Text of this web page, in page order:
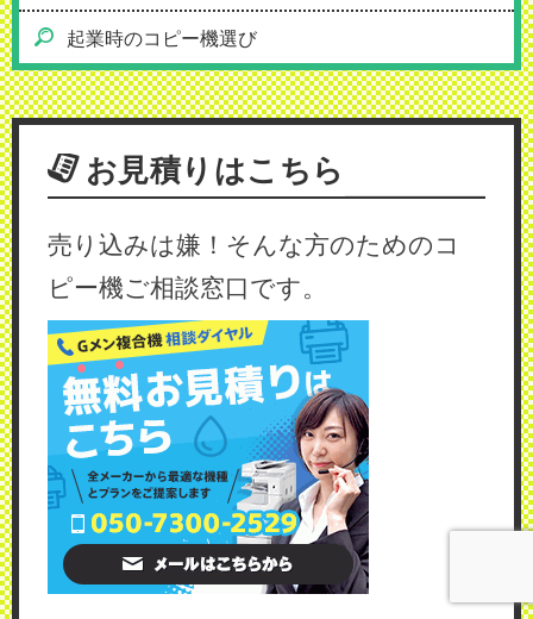
起業時のコピー機選び
お見積りはこちら
売り込みは嫌！そんな方のためのコ
ピー機ご相談窓口です。